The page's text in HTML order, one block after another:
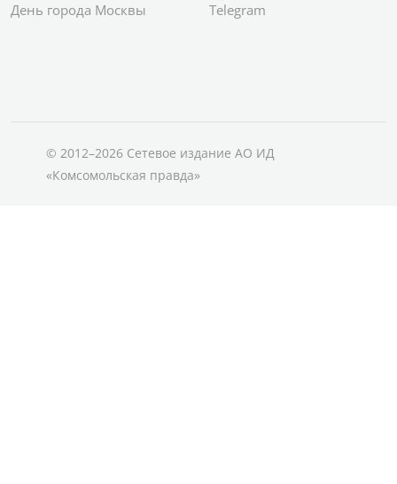
День города Москвы
Telegram
© 2012–2026 Сетевое издание АО ИД
«Комсомольская правда»